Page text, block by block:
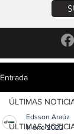
Entrada
ÚLTIMAS
ÚLTIMAS
Edsson Araúz
11 ene 2022